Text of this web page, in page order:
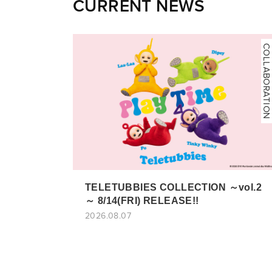
CURRENT NEWS
COLLABORATION
TELETUBBIES COLLECTION ～vol.2
～ 8/14(FRI) RELEASE!!
2026.08.07